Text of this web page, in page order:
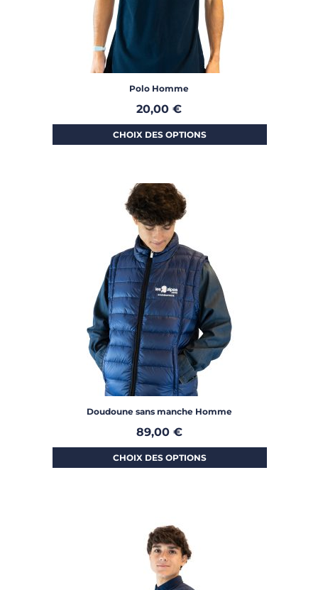
Polo Homme
20,00 €
CHOIX DES OPTIONS
Doudoune sans manche Homme
89,00 €
CHOIX DES OPTIONS